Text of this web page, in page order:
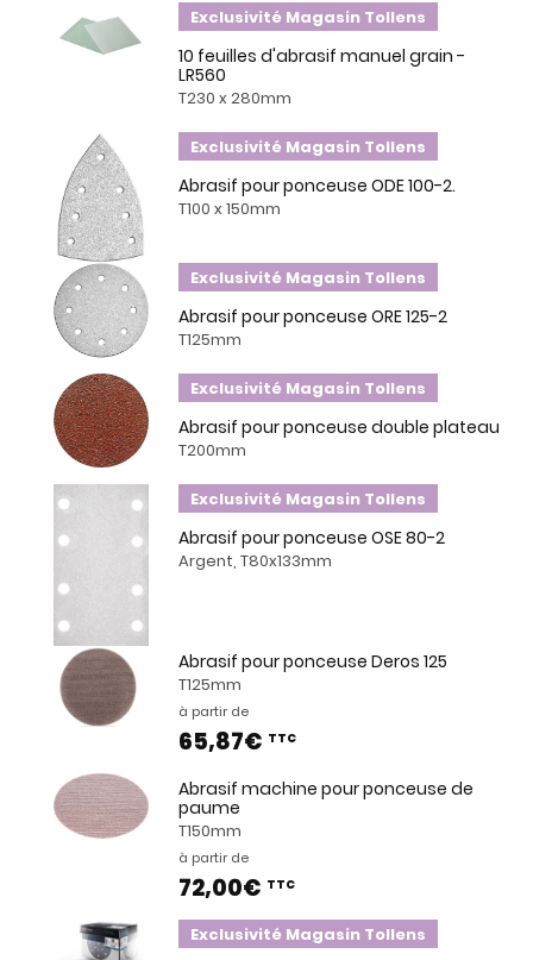
Exclusivité Magasin Tollens
10 feuilles d'abrasif manuel grain -
LR560
T230 x 280mm
Exclusivité Magasin Tollens
Abrasif pour ponceuse ODE 100-2.
T100 x 150mm
Exclusivité Magasin Tollens
Abrasif pour ponceuse ORE 125-2
T125mm
Exclusivité Magasin Tollens
Abrasif pour ponceuse double plateau
T200mm
Exclusivité Magasin Tollens
Abrasif pour ponceuse OSE 80-2
Argent, T80x133mm
Abrasif pour ponceuse Deros 125
T125mm
à partir de
65,87€ TTC
Abrasif machine pour ponceuse de
paume
T150mm
à partir de
72,00€ TTC
Exclusivité Magasin Tollens